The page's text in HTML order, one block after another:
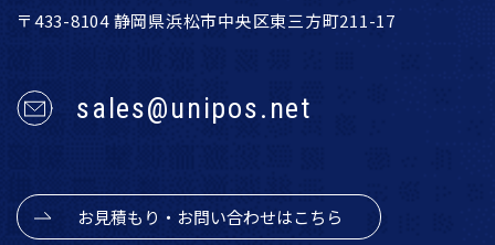
〒433-8104 静岡県浜松市中央区東三方町211-17
sales@unipos.net
お見積もり・お問い合わせはこちら